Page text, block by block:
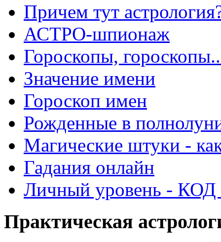
Причем тут
АСТРО-шпионаж
Гороскопы,
Значение имени
Гороскоп имен
Рожденные в
Магические штуки -
Гадания онлайн
Личный уровень - КОД
Практическая